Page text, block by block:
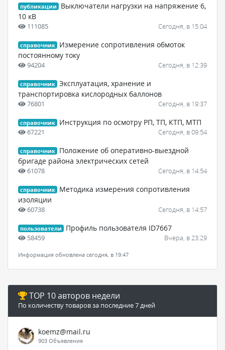
публикации
Выключатели нагрузки на напряжение 6,
10 кВ
111085 Сегодня, в 15:04
справочник
Измерение сопротивления обмоток
постоянному току
94204 Сегодня, в 12:39
справочник Эксплуатация, хранение и
транспортировка кислородных баллонов
76801 Сегодня, в 19:37
справочник Инструкция по осмотру РП, ТП, КТП, МТП
67221 Сегодня, в 09:54
справочник
Положение об оперативно-выездной
бригаде района электрических сетей
61078 Сегодня, в 14:54
справочник
Методика измерения сопротивления
изоляции
60738 Сегодня, в 14:57
пользователи Профиль пользователя ID7667
58459 Вчера, в 23:29
Информация обновлена сегодня, в 19:47
TOP 10 авторов недели
По количеству товаров за последние 7 дней
koemz@mail.ru
903 Объявления